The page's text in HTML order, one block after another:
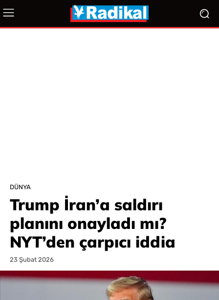
DÜNYA
Trump İran’a saldırı
planını onayladı mı?
NYT’den çarpıcı iddia
23 Şubat 2026